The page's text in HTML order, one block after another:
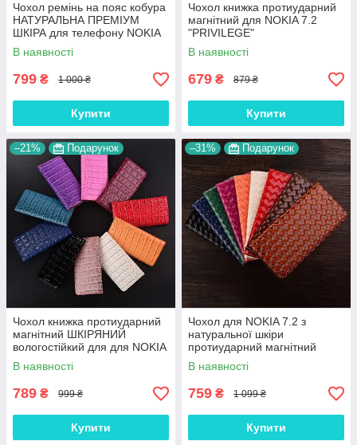
Чохол ремінь на пояс кобура
НАТУРАЛЬНА ПРЕМІУМ
ШКІРА для телефону NOKIA
7.2 "FLOTAR"
В наявності
799 ₴ 1 000 ₴
Купити
Чохол книжка протиударний
магнітний для NOKIA 7.2
"PRIVILEGE"
В наявності
679 ₴ 879 ₴
Купити
–21% Подарунок
Чохол книжка протиударний
магнітний ШКІРЯНИЙ
вологостійкий для для NOKIA
7.2 "LUXON"
В наявності
789 ₴ 999 ₴
Купити
–31% Подарунок
Чохол для NOKIA 7.2 з
натуральної шкіри
протиударний магнітний
книжка з підставкою
"VENETTA"
В наявності
759 ₴ 1 099 ₴
Купити